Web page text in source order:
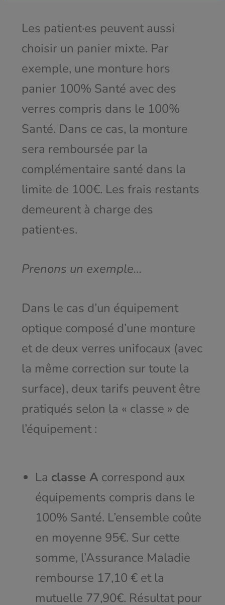
Les patient·es peuvent aussi
choisir un panier mixte. Par
exemple, une monture hors
panier 100% Santé avec des
verres compris dans le 100%
Santé. Dans ce cas, la monture
sera remboursée par la
complémentaire santé dans la
limite de 100€. Les frais restants
demeurent à charge des
patient·es.
Prenons un exemple…
Dans le cas d’un équipement
optique composé d’une monture
et de deux verres unifocaux (avec
la même correction sur toute la
surface), deux tarifs peuvent être
pratiqués selon la « classe » de
l’équipement :
La classe A correspond aux
équipements compris dans le
100% Santé. L’ensemble coûte
en moyenne 95€. Sur cette
somme, l’Assurance Maladie
rembourse 17,10 € et la
mutuelle 77,90€. Résultat pour